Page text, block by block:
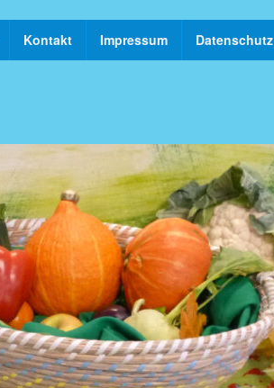
Kontakt Impressum Datenschutz